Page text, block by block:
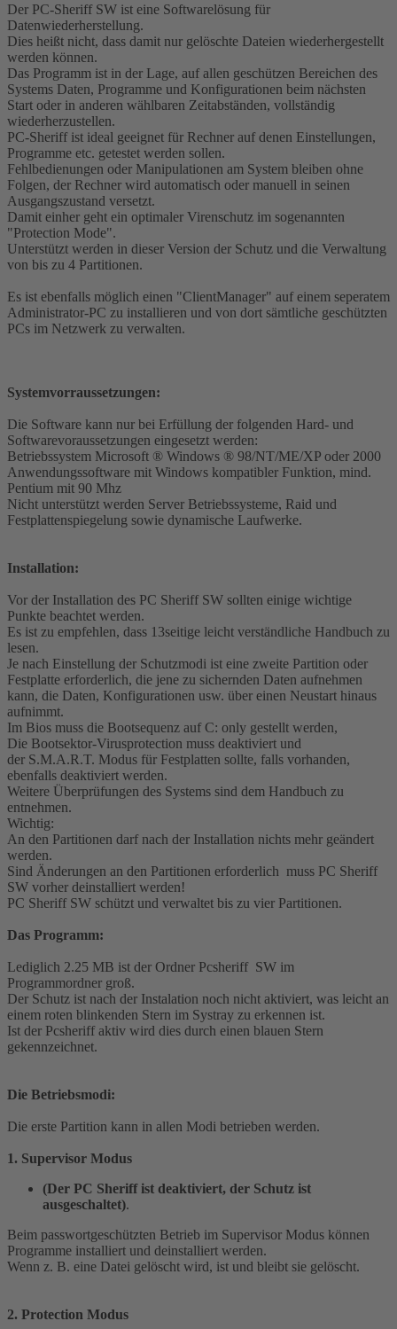
Der PC-Sheriff SW ist eine Softwarelösung für
Datenwiederherstellung.
Dies heißt nicht, dass damit nur gelöschte Dateien wiederhergestellt
werden können.
Das Programm ist in der Lage, auf allen geschützen Bereichen des
Systems Daten, Programme und Konfigurationen beim nächsten
Start oder in anderen wählbaren Zeitabständen, vollständig
wiederherzustellen.
PC-Sheriff ist ideal geeignet für Rechner auf denen Einstellungen,
Programme etc. getestet werden sollen.
Fehlbedienungen oder Manipulationen am System bleiben ohne
Folgen, der Rechner wird automatisch oder manuell in seinen
Ausgangszustand versetzt.
Damit einher geht ein optimaler Virenschutz im sogenannten
"Protection Mode".
Unterstützt werden in dieser Version der Schutz und die Verwaltung
von bis zu 4 Partitionen.
Es ist ebenfalls möglich einen "ClientManager" auf einem seperatem
Administrator-PC zu installieren und von dort sämtliche geschützten
PCs im Netzwerk zu verwalten.
Systemvorraussetzungen:
Die Software kann nur bei Erfüllung der folgenden Hard- und
Softwarevoraussetzungen eingesetzt werden:
Betriebssystem Microsoft ® Windows ® 98/NT/ME/XP oder 2000
Anwendungssoftware mit Windows kompatibler Funktion, mind.
Pentium mit 90 Mhz
Nicht unterstützt werden Server Betriebssysteme, Raid und
Festplattenspiegelung sowie dynamische Laufwerke.
Installation:
Vor der Installation des PC Sheriff SW sollten einige wichtige
Punkte beachtet werden.
Es ist zu empfehlen, dass 13seitige leicht verständliche Handbuch zu
lesen.
Je nach Einstellung der Schutzmodi ist eine zweite Partition oder
Festplatte erforderlich, die jene zu sichernden Daten aufnehmen
kann, die Daten, Konfigurationen usw. über einen Neustart hinaus
aufnimmt.
Im Bios muss die Bootsequenz auf C: o­nly gestellt werden,
Die Bootsektor-Virusprotection muss deaktiviert und
der S.M.A.R.T. Modus für Festplatten sollte, falls vorhanden,
ebenfalls deaktiviert werden.
Weitere Überprüfungen des Systems sind dem Handbuch zu
entnehmen.
Wichtig:
An den Partitionen darf nach der Installation nichts mehr geändert
werden.
Sind Änderungen an den Partitionen erforderlich muss PC Sheriff
SW vorher deinstalliert werden!
PC Sheriff SW schützt und verwaltet bis zu vier Partitionen.
Das Programm:
Lediglich 2.25 MB ist der Ordner Pcsheriff SW im
Programmordner groß.
Der Schutz ist nach der Instalation noch nicht aktiviert, was leicht an
einem roten blinkenden Stern im Systray zu erkennen ist.
Ist der Pcsheriff aktiv wird dies durch einen blauen Stern
gekennzeichnet.
Die Betriebsmodi:
Die erste Partition kann in allen Modi betrieben werden.
1. Supervisor Modus
(Der PC Sheriff ist deaktiviert, der Schutz ist
ausgeschaltet).
Beim passwortgeschützten Betrieb im Supervisor Modus können
Programme installiert und deinstalliert werden.
Wenn z. B. eine Datei gelöscht wird, ist und bleibt sie gelöscht.
2. Protection Modus